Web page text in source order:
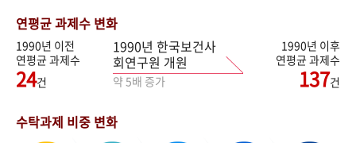
연평균 과제수 변화
1990년 이전
연평균 과제수
24건
1990년 한국보건사
회연구원 개원
약 5배 증가
1990년 이후
연평균 과제수
137건
수탁과제 비중 변화